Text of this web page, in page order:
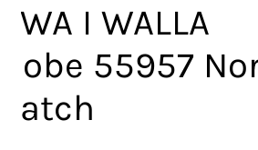
EWA I WALLA
Robe 55957
Patch